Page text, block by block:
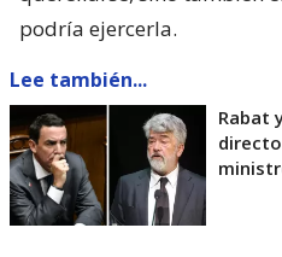
podría ejercerla.
Lee también...
Rabat